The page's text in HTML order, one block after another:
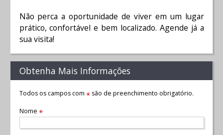
Não perca a oportunidade de viver em um lugar
prático, confortável e bem localizado. Agende já a
sua visita!
Obtenha Mais Informações
Todos os campos com *são de preenchimento obrigatório.
Nome *